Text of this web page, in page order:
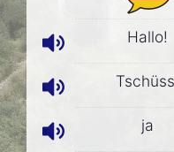
Hallo!
ja